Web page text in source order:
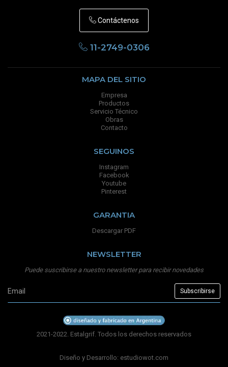
Contáctenos
11-2749-0306
MAPA DEL SITIO
Empresa
Productos
Servicio Técnico
Obras
Contacto
SEGUINOS
Instagram
Facebook
Youtube
Pinterest
GARANTIA
Descargar PDF
NEWSLETTER
Puede suscribirse a nuestro newsletter para recibir novedades
2021-2022. Estalgrif. Todos los derechos reservados
Diseño y Desarrollo: estudiowot.com